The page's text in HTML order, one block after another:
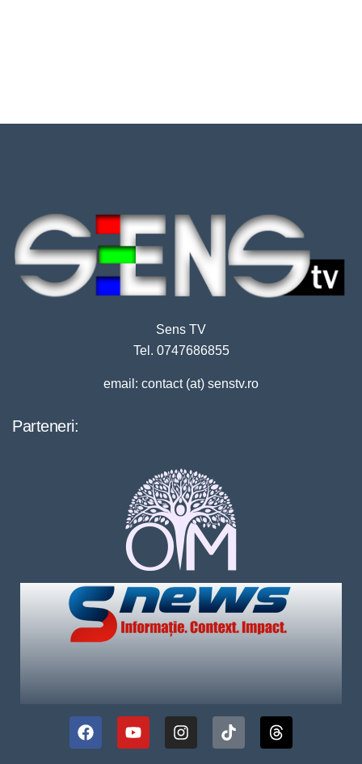
Sens TV
Tel. 0747686855
email: contact (at) senstv.ro
Parteneri: